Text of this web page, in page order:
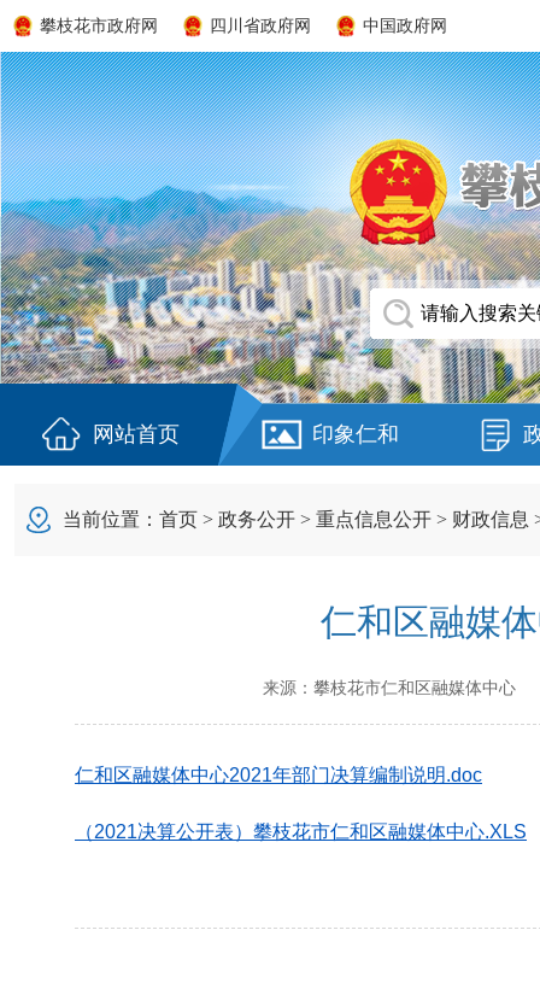
攀枝花市政府网 四川省政府网 中国政府网
网站首页 印象仁和
当前位置： 首页 > 政务公开 > 重点信息公开 > 财政信息
仁和区融媒
来源： 攀枝花市仁和区融媒体中心发
仁和区融媒体中心2021年部门决算编制说明.doc
（2021决算公开表）攀枝花市仁和区融媒体中心.XLS